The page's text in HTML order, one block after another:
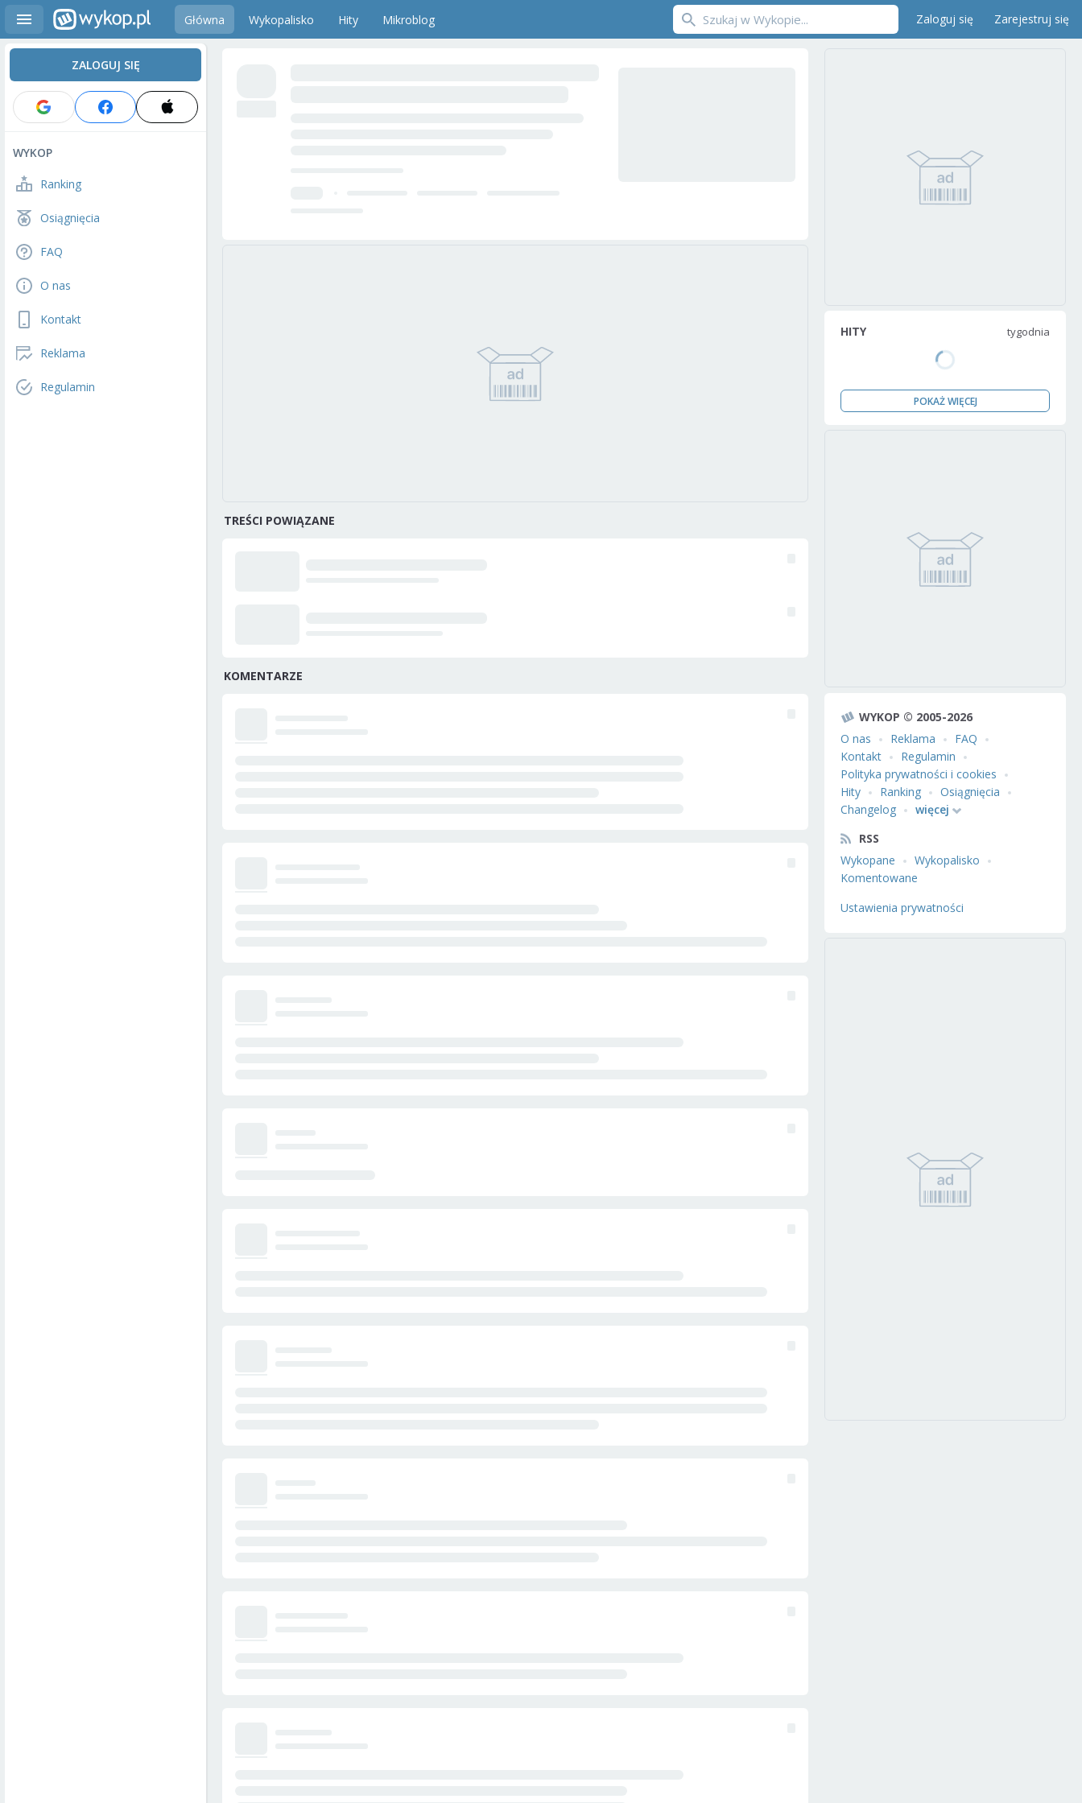
Główna Wykopalisko Hity Mikroblog Zaloguj się Zarejestruj się
ZALOGUJ SIĘ
WYKOP
Ranking
Osiągnięcia
FAQ
O nas
Kontakt
Reklama
Regulamin
TREŚCI POWIĄZANE
KOMENTARZE
HITY tygodnia
POKAŻ WIĘCEJ
WYKOP © 2005-2026
O nas
Reklama
FAQ
Kontakt
Regulamin
Polityka prywatności i cookies
Hity
Ranking
Osiągnięcia
Changelog
więcej
RSS
Wykopane
Wykopalisko
Komentowane
Ustawienia prywatności